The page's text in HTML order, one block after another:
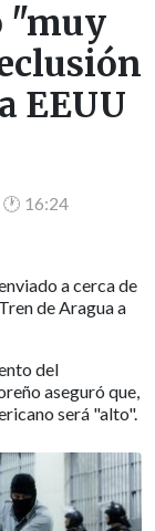
"muy
EEUU
16:24
a cerca de
de Aragua a
del
aseguró que,
será "alto".